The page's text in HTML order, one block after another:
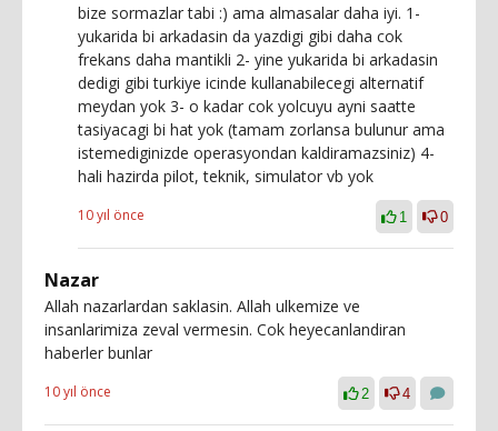
bize sormazlar tabi :) ama almasalar daha iyi. 1-
yukarida bi arkadasin da yazdigi gibi daha cok
frekans daha mantikli 2- yine yukarida bi arkadasin
dedigi gibi turkiye icinde kullanabilecegi alternatif
meydan yok 3- o kadar cok yolcuyu ayni saatte
tasiyacagi bi hat yok (tamam zorlansa bulunur ama
istemediginizde operasyondan kaldiramazsiniz) 4-
hali hazirda pilot, teknik, simulator vb yok
10 yıl önce 1 0
Nazar
Allah nazarlardan saklasin. Allah ulkemize ve
insanlarimiza zeval vermesin. Cok heyecanlandiran
haberler bunlar
10 yıl önce 2 4